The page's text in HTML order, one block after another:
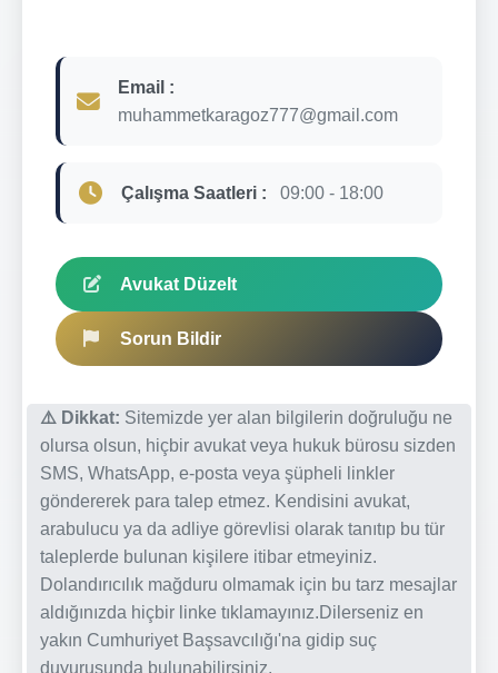
Email :
muhammetkaragoz777@gmail.com
Çalışma Saatleri : 09:00 - 18:00
Avukat Düzelt
Sorun Bildir
⚠️ Dikkat: Sitemizde yer alan bilgilerin doğruluğu ne
olursa olsun, hiçbir avukat veya hukuk bürosu sizden
SMS, WhatsApp, e-posta veya şüpheli linkler
göndererek para talep etmez. Kendisini avukat,
arabulucu ya da adliye görevlisi olarak tanıtıp bu tür
taleplerde bulunan kişilere itibar etmeyiniz.
Dolandırıcılık mağduru olmamak için bu tarz mesajlar
aldığınızda hiçbir linke tıklamayınız.Dilerseniz en
yakın Cumhuriyet Başsavcılığı'na gidip suç
duyurusunda bulunabilirsiniz.